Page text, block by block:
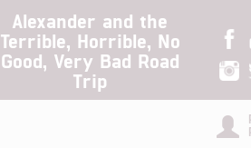
Alexander and the
Terrible, Horrible, No
Good, Very Bad Road
Trip